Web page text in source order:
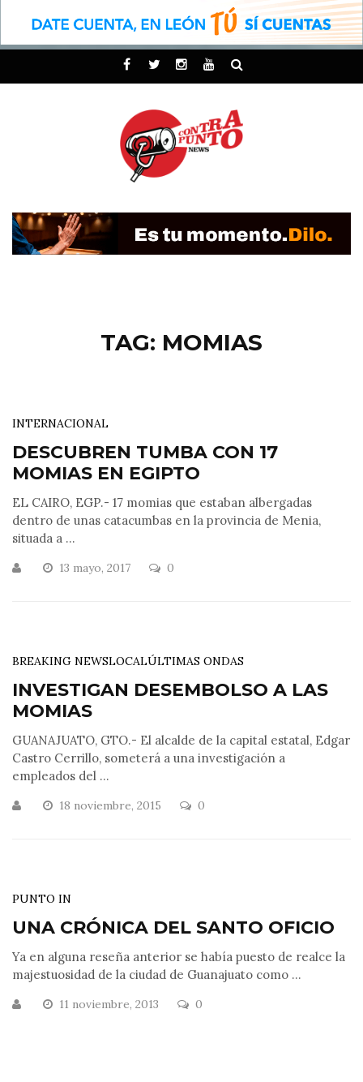
TAG: MOMIAS
INTERNACIONAL
DESCUBREN TUMBA CON 17
MOMIAS EN EGIPTO
EL CAIRO, EGP.- 17 momias que estaban albergadas
dentro de unas catacumbas en la provincia de Menia,
situada a ...
13 mayo, 2017 0
BREAKING NEWSLOCALÚLTIMAS ONDAS
INVESTIGAN DESEMBOLSO A LAS
MOMIAS
GUANAJUATO, GTO.- El alcalde de la capital estatal, Edgar
Castro Cerrillo, someterá a una investigación a
empleados del ...
18 noviembre, 2015 0
PUNTO IN
UNA CRÓNICA DEL SANTO OFICIO
Ya en alguna reseña anterior se había puesto de realce la
majestuosidad de la ciudad de Guanajuato como ...
11 noviembre, 2013 0